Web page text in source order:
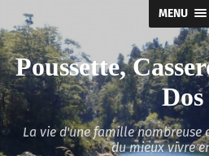
MENU
Poussette,
Dos
La vie d'une famille nombreuse
du mieux vivre